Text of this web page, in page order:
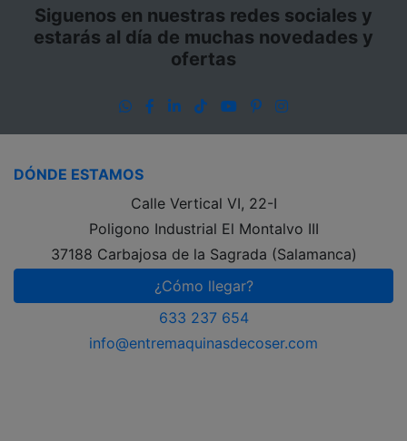
Siguenos en nuestras redes sociales y
estarás al día de muchas novedades y
ofertas
WhatsApp
Facebook
LinkedIn
TikTokYouTube
PinterestInstagram
DÓNDE ESTAMOS
Calle Vertical VI, 22-I
Poligono Industrial El Montalvo III
37188 Carbajosa de la Sagrada (Salamanca)
¿Cómo llegar?
633 237 654
info@entremaquinasdecoser.com